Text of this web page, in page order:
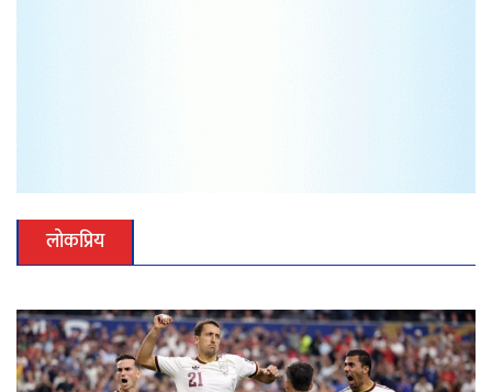
लोकप्रिय